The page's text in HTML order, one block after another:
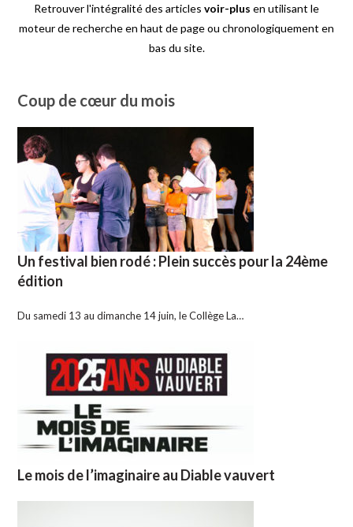
Retrouver l'intégralité des articles voir-plus en utilisant le
moteur de recherche en haut de page ou chronologiquement en
bas du site.
Coup de cœur du mois
Un festival bien rodé : Plein succès pour la 24ème
édition
Du samedi 13 au dimanche 14 juin, le Collège La…
Le mois de l’imaginaire au Diable vauvert